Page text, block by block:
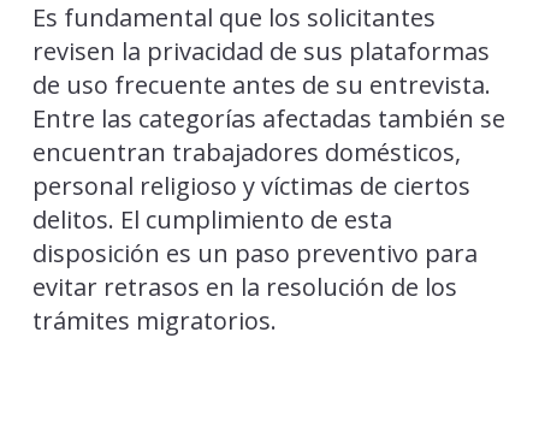
Es fundamental que los solicitantes
revisen la privacidad de sus plataformas
de uso frecuente antes de su entrevista.
Entre las categorías afectadas también se
encuentran trabajadores domésticos,
personal religioso y víctimas de ciertos
delitos. El cumplimiento de esta
disposición es un paso preventivo para
evitar retrasos en la resolución de los
trámites migratorios.